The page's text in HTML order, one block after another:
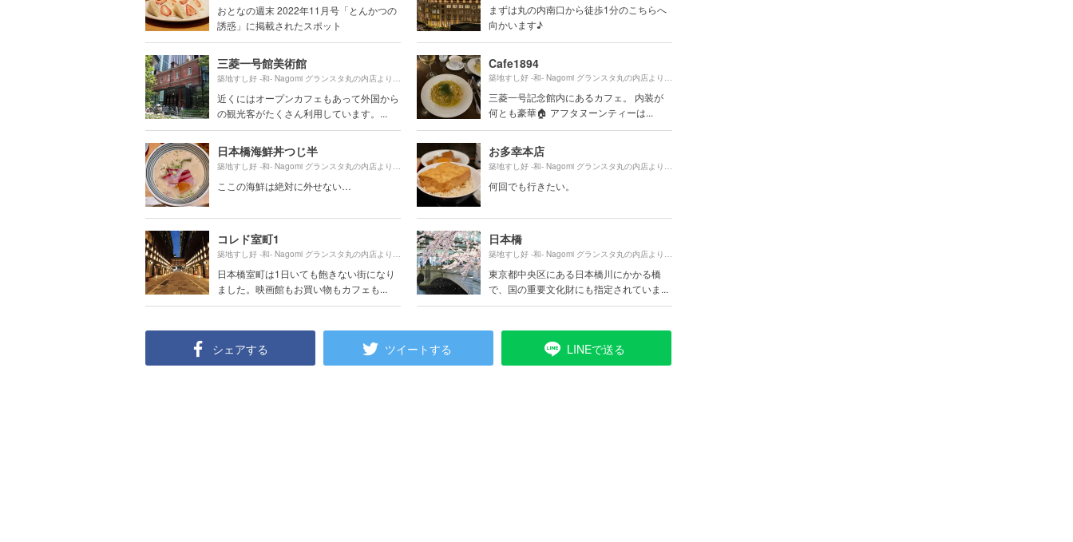
おとなの週末 2022年11月号「とんかつの
誘惑」に掲載されたスポット
まずは丸の内南口から徒歩1分のこちらへ
向かいます♪
三菱一号館美術館
築地すし好 ‐和‐ Nagomi グランスタ丸の内店より約 （徒歩10分）
近くにはオープンカフェもあって外国から
の観光客がたくさん利用しています。...
Cafe1894
築地すし好 ‐和‐ Nagomi グランスタ丸の内店より約
三菱一号記念館内にあるカフェ。 内装が
何とも豪華🏠 アフタヌーンティーは...
日本橋海鮮丼つじ半
築地すし好 ‐和‐ Nagomi グランスタ丸の内店より約 500m（徒歩9分）
ここの海鮮は絶対に外せない…
お多幸本店
築地すし好 ‐和‐ Nagomi グランスタ丸の内店より約
何回でも行きたい。
コレド室町1
築地すし好 ‐和‐ Nagomi グランスタ丸の内店より約 810m（徒歩14分）
日本橋室町は1日いても飽きない街になり
ました。映画館もお買い物もカフェも...
日本橋
築地すし好 ‐和‐ Nagomi グランスタ丸の内店より約
東京都中央区にある日本橋川にかかる橋
で、国の重要文化財にも指定されていま...
シェアする ツイートする LINEで送る